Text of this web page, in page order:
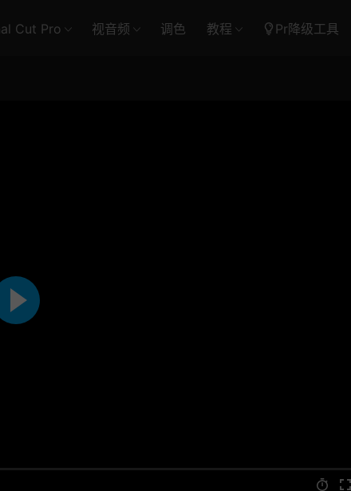
Cut Pro 视音频 调色 教程 Pr降级工具